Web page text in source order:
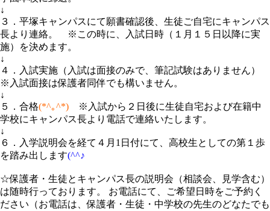
↓
３．平塚キャンパスにて願書確認後、生徒ご自宅にキャンパス
長より連絡。 ※この時に、入試日時（１月１５日以降に実
施）を決めます。
↓
４．入試実施（入試は面接のみで、筆記試験はありません）
※入試面接は保護者同伴でも構いません。
↓
５．合格(*^｡^*) ※入試から２日後に生徒自宅および在籍中
学校にキャンパス長より電話で連絡いたします。
↓
６．入学説明会を経て４月1日付にて、高校生としての第１歩
を踏み出します(^^♪
☆保護者・生徒とキャンパス長の説明会（相談会、見学含む）
は随時行っております。 お電話にて、ご希望日時をご予約く
ださい（お電話は、保護者・生徒・中学校の先生のどなたでも